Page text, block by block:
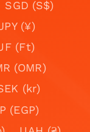
SGD (S$)
(¥)
(Ft)
(OMR)
(kr)
(EGP)